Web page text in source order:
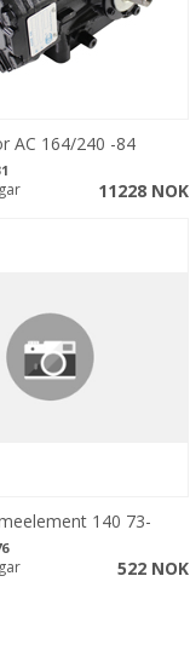
AC 164/240 -84
11228 NOK
140 73-
522 NOK